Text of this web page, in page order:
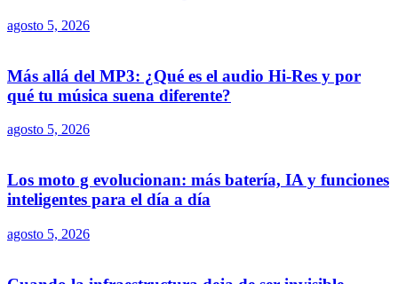
agosto 5, 2026
Más allá del MP3: ¿Qué es el audio Hi-Res y por
qué tu música suena diferente?
agosto 5, 2026
Los moto g evolucionan: más batería, IA y funciones
inteligentes para el día a día
agosto 5, 2026